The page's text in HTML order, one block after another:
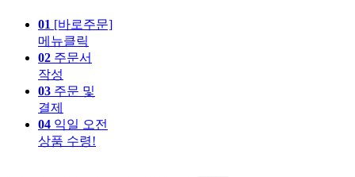
01 [바로주문]
메뉴클릭
02 주문서
작성
03 주문 및
결제
04 익일 오전
상품 수령!